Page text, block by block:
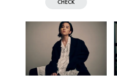
CHECK